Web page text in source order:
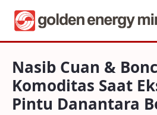
Nasib Cuan &amp
Nasib Cuan &
Komoditas Saat
Pintu Danantara